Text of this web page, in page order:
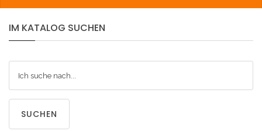
IM KATALOG SUCHEN
SUCHEN